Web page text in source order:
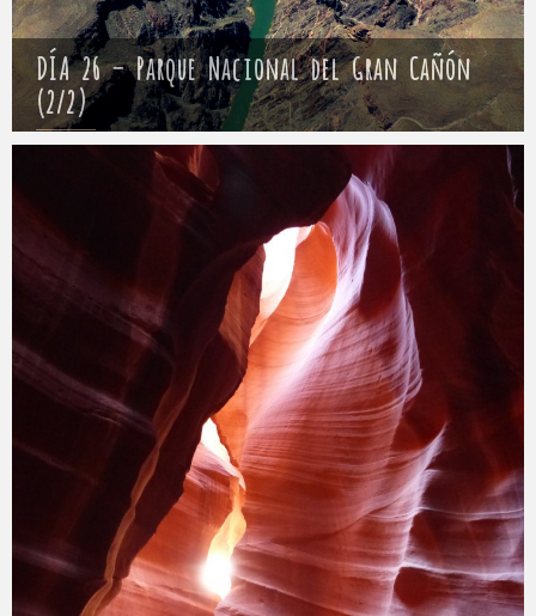
DÍA 26 – Parque Nacional del Gran Cañón
(2/2)
Mathieu 30 abril 2017